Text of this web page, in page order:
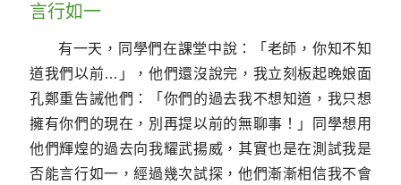
言行如一
有一天，同學們在課堂中說：「老師，你知不知
道我們以前…」，他們還沒說完，我立刻板起晚娘面
孔鄭重告誡他們：「你們的過去我不想知道，我只想
擁有你們的現在，別再提以前的無聊事！」同學想用
他們輝煌的過去向我耀武揚威，其實也是在測試我是
否能言行如一，經過幾次試探，他們漸漸相信我不會